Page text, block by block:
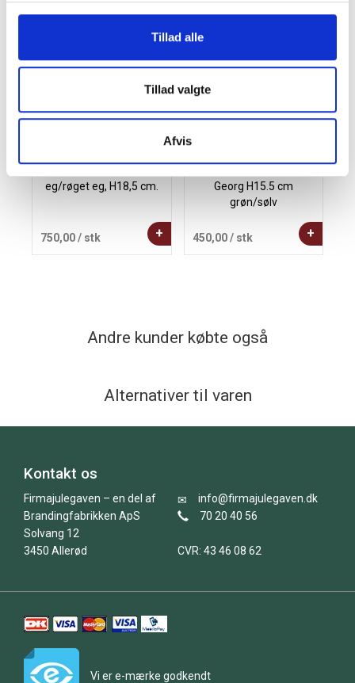
Tillad alle
Tillad valgte
Afvis
Andre købte også
eg/røget eg, H18,5 cm.
750,00/ stk +
Georg H15.5 cm
grøn/sølv
450,00 / stk +
Andre kunder købte også
Alternativer til varen
Kontakt os
Firmajulegaven – en del af
Brandingfabrikken ApS
Solvang 12
3450 Allerød
info@firmajulegaven.dk
70 20 40 56
CVR: 43 46 08 62
Vi er e-mærke godkendt